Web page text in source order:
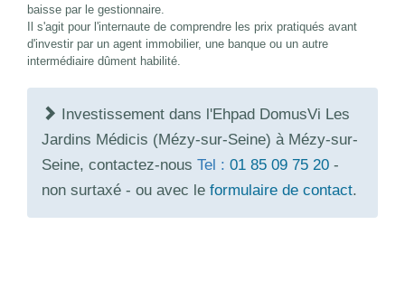
baisse par le gestionnaire.
Il s'agit pour l'internaute de comprendre les prix pratiqués avant
d'investir par un agent immobilier, une banque ou un autre
intermédiaire dûment habilité.
Investissement dans l'Ehpad DomusVi Les
Jardins Médicis (Mézy-sur-Seine) à Mézy-sur-
Seine, contactez-nous Tel : 01 85 09 75 20 -
non surtaxé - ou avec le formulaire de contact.